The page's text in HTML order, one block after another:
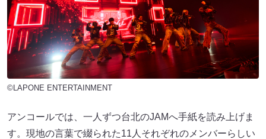
©LAPONE ENTERTAINMENT
アンコールでは、一人ずつ台北のJAMへ手紙を読み上げま
す。現地の言葉で綴られた11人それぞれのメンバーらしい